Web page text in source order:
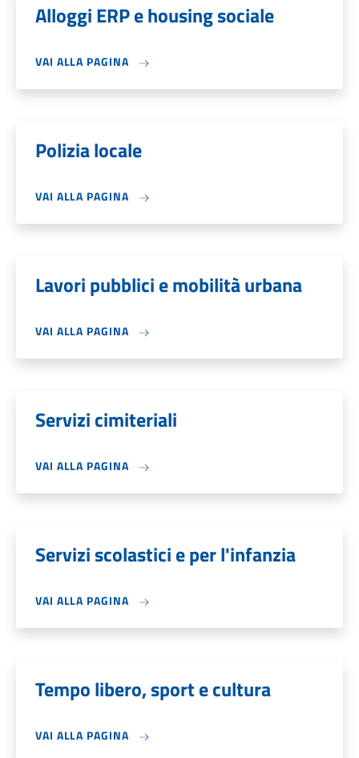
Alloggi ERP e housing sociale
VAI ALLA PAGINA
Polizia locale
VAI ALLA PAGINA
Lavori pubblici e mobilità urbana
VAI ALLA PAGINA
Servizi cimiteriali
VAI ALLA PAGINA
Servizi scolastici e per l'infanzia
VAI ALLA PAGINA
Tempo libero, sport e cultura
VAI ALLA PAGINA